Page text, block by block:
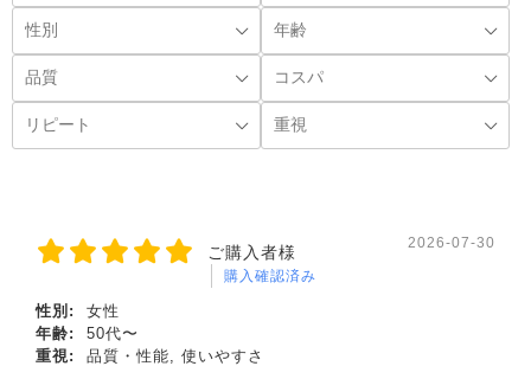
ご購入者様
購入確認済み
2026-07-30
性別:
女性
年齢:
50代〜
重視:
品質・性能, 使いやすさ